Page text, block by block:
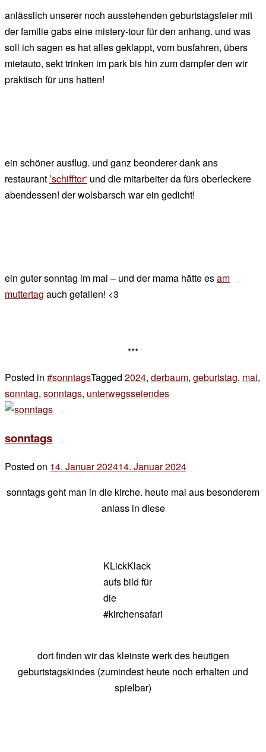
anlässlich unserer noch ausstehenden geburtstagsfeier mit
der familie gabs eine mistery-tour für den anhang. und was
soll ich sagen es hat alles geklappt, vom busfahren, übers
mietauto, sekt trinken im park bis hin zum dampfer den wir
praktisch für uns hatten!
ein schöner ausflug. und ganz beonderer dank ans
restaurant ’schifftor‘ und die mitarbeiter da fürs oberleckere
abendessen! der wolsbarsch war ein gedicht!
ein guter sonntag im mai – und der mama hätte esam
muttertag auch gefallen! <3
***
Posted in #sonntagsTagged 2024, derbaum, geburtstag, mai,
sonntag, sonntags, unterwegsseiendes
sonntags
Posted on 14. Januar 202414. Januar 2024
chef
sonntags geht man in die kirche. heute mal aus besonderem
anlass in diese
KLickKlack
aufs bild für
die
#kirchensafari
dort finden wir das kleinste werk des heutigen
geburtstagskindes (zumindest heute noch erhalten und
spielbar)